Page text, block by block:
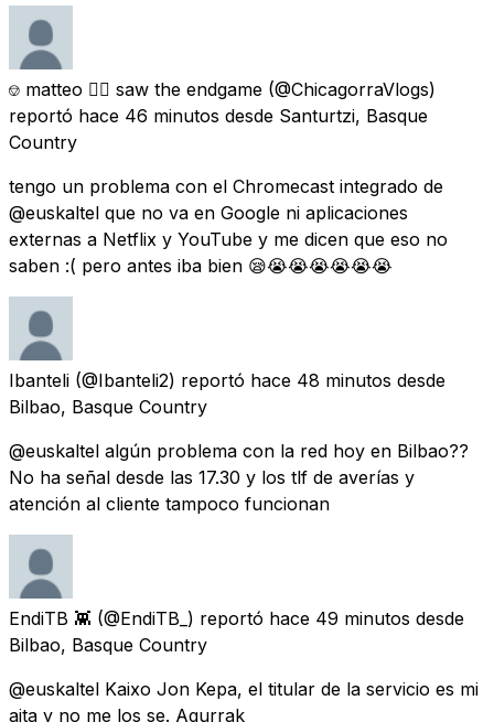
⎊ matteo 🏳️‍🌈 saw the endgame (@ChicagorraVlogs)
reportó hace 46 minutos desde Santurtzi, Basque
Country
tengo un problema con el Chromecast integrado de
@euskaltel que no va en Google ni aplicaciones
externas a Netflix y YouTube y me dicen que eso no
saben :( pero antes iba bien 😪😭😭😭😭😭😭
Ibanteli (@Ibanteli2) reportó hace 48 minutos desde
Bilbao, Basque Country
@euskaltel algún problema con la red hoy en Bilbao??
No ha señal desde las 17.30 y los tlf de averías y
atención al cliente tampoco funcionan
EndiTB 👾 (@EndiTB_) reportó hace 49 minutos desde
Bilbao, Basque Country
@euskaltel Kaixo Jon Kepa, el titular de la servicio es mi
aita y no me los se. Agurrak